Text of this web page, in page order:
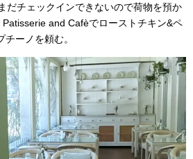
だチェックインできないので荷物を預か
and Cafèでローストチキン&ペ
ーノを頼む。